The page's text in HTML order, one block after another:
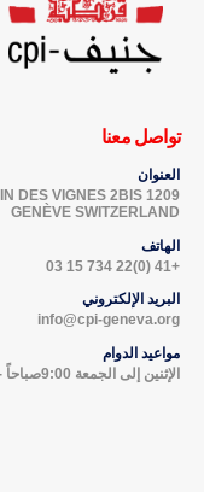
تواصل معنا
العنوان
DES VIGNES 2BIS 1209
GENÈVE SWITZERLAND
الهاتف
+41 (0)22 734 15 03
البريد الإلكتروني
info@cpi-geneva.org
مواعيد الدوام
الإثنين إلى الجمعة 9:00صباحاً - 5:00مساءاً